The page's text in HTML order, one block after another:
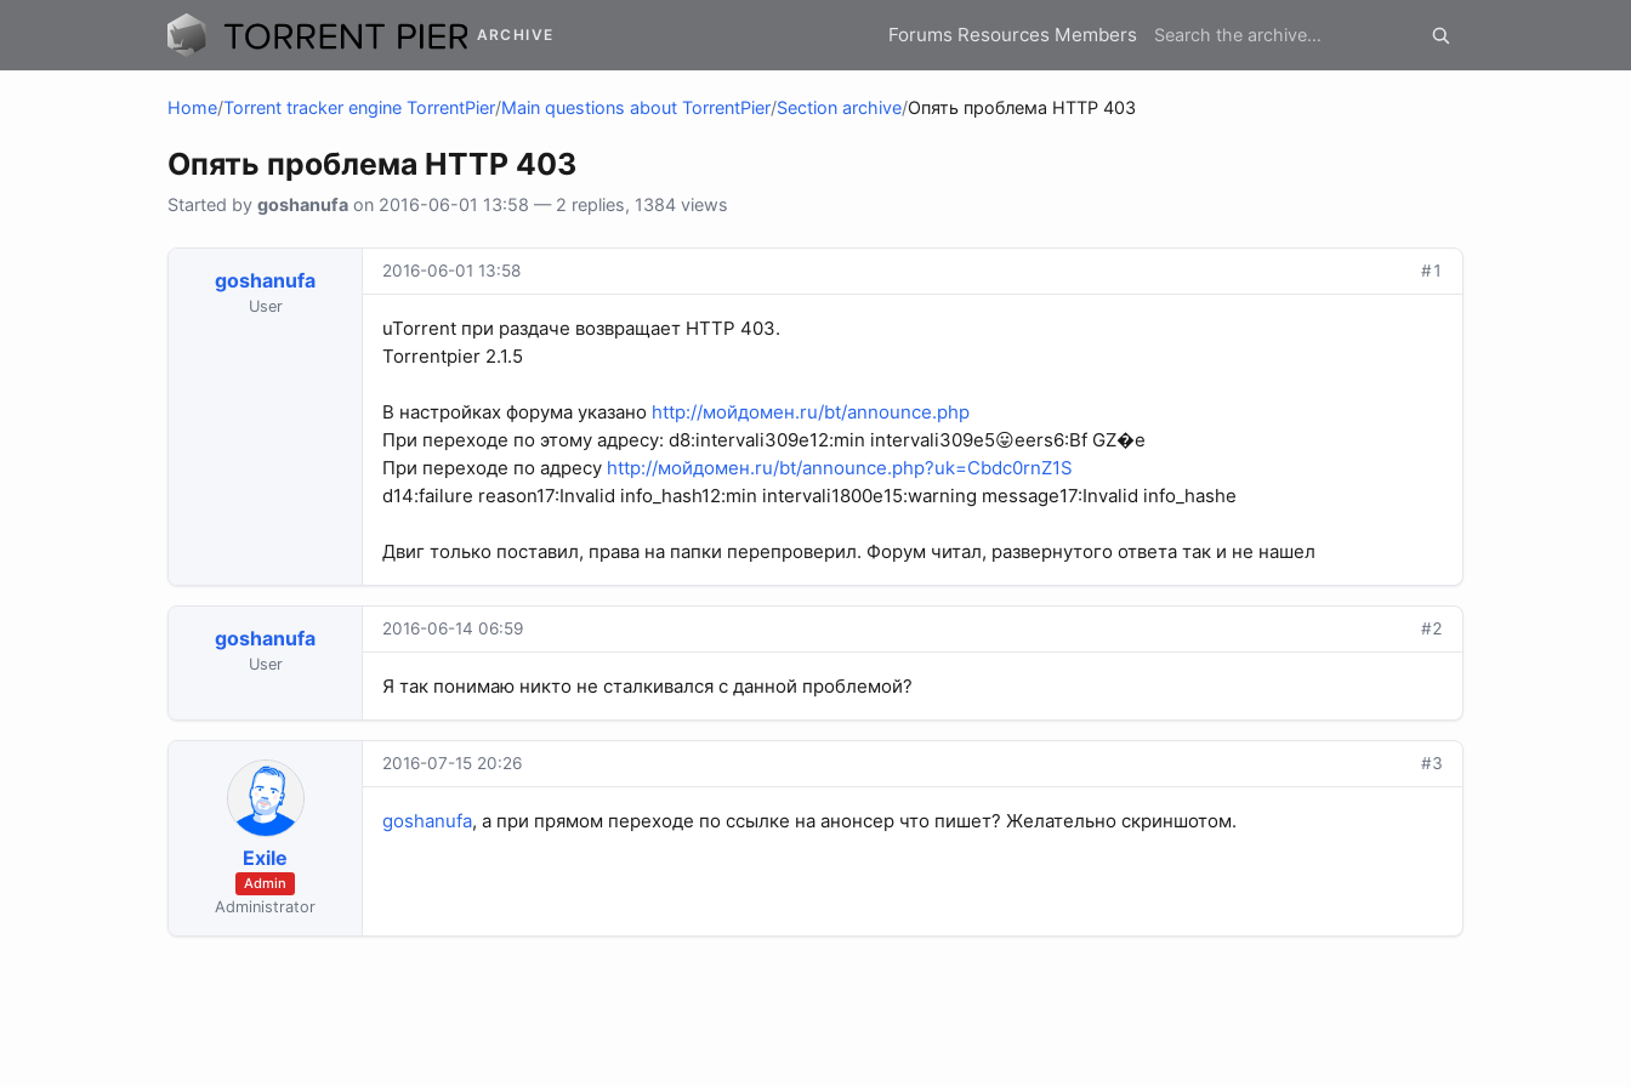
ARCHIVE Forums Resources Members
Home/Torrent tracker engine TorrentPier/Main questions about TorrentPier/Section archive/Опять проблема HTTP 403
Опять проблема HTTP 403
Started by goshanufa on 2016-06-01 13:58 — 2 replies, 1384 views
goshanufa
User
2016-06-01 13:58 #1
uTorrent при раздаче возвращает HTTP 403.
Torrentpier 2.1.5
В настройках форума указано http://мойдомен.ru/bt/announce.php
При переходе по этому адресу: d8:intervali309e12:min intervali309e5😛eers6:Bf GZ�e
При переходе по адресу http://мойдомен.ru/bt/announce.php?uk=Cbdc0rnZ1S
d14:failure reason17:Invalid info_hash12:min intervali1800e15:warning message17:Invalid info_hashe
Двиг только поставил, права на папки перепроверил. Форум читал, развернутого ответа так и не нашел
goshanufa
User
2016-06-14 06:59 #2
Я так понимаю никто не сталкивался с данной проблемой?
Exile
Admin
Administrator
2016-07-15 20:26 #3
goshanufa, а при прямом переходе по ссылке на анонсер что пишет? Желательно скриншотом.